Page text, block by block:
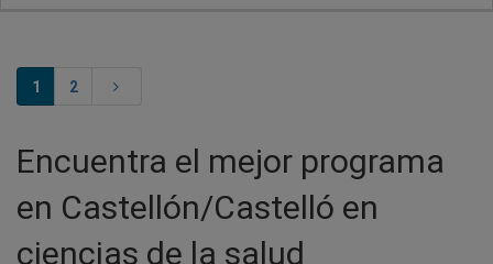
1 2
Encuentra el mejor programa
en Castellón/Castelló en
ciencias de la salud